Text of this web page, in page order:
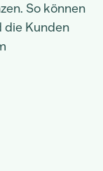
So können
die Kunden